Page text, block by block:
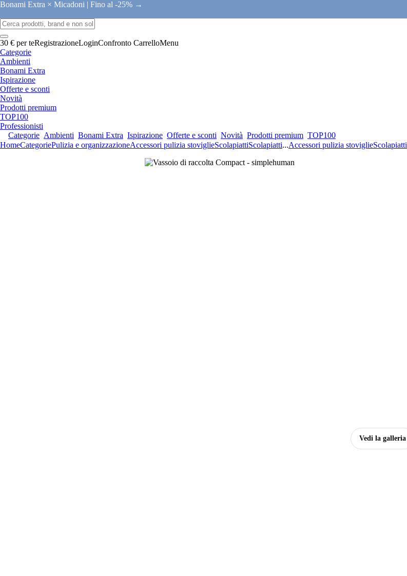
Bonami Extra × Micadoni | Fino al -25% →
30 € per teRegistrazioneLoginConfronto CarrelloMenu
Categorie
Ambienti
Bonami Extra
Ispirazione
Offerte e sconti
Novità
Prodotti premium
TOP100
Professionisti
Categorie Ambienti Bonami Extra Ispirazione Offerte e sconti Novità Prodotti premium TOP100
HomeCategoriePulizia e organizzazioneAccessori pulizia stoviglieScolapiattiScolapiatti...Accessori pulizia stoviglieScolapiatti
Vedi la galleria